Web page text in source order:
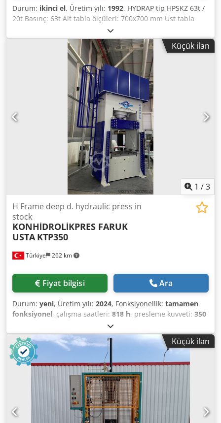
Durum: ikinci el, Üretim yılı: 1992, HYDRAP tip HPSKZ 63t /
20t Basınç: 63t Alt tabla ölçüleri: 700x700 mm Üst tabla
ölçüleri: 600x600 mm Dodpfxow R Aamj Ankokr Vuruş
uzunluğu: 600 mm Açıklık: 800 mm Yastık: 20t
Küçük ilan
1 /3
Türkiye 262 km
H Frame deep d. hydraulic press in
stock
KONHİDROLİKPRES FARUK
USTA KTP350
Fiyat bilgisi Ara
Durum: yeni, Üretim yılı: 2024, Fonksiyonellik: tamamen
fonksiyonel, çalışma saatleri: 818 h, presleme kuvveti: 350
, garanti süresi:
Özellikler (Turkish) Tonaj: 250 barda 350 Ton (yardımcı
silindirlerle toplam) Ana Silindir: Ø395 mm, Rot Ø300 mm,
Strok 890 mm Yardımcı Silindirler: Ø80 x 100 mm, Rot Ø50
mm, Strok 890 mm Pot Silindirleri: Ø180 x 230 mm, Rot
Ø115 mm (4 adet) Motor: 18,5 kW – 25 HP, 1500 d/d, IE3,
380 V Pompa: 71 cc, 105 litre, değişken debili, güç
regülasyonlu pistonlu tip (Tayvan, ithal) Valf Bloğu: NG-16,
24 DC, P-Q oransallı Tüm hareketler için hassas seri
oransallı; pompa koruma valfi, dekomprasyon basınç
Küçük ilan